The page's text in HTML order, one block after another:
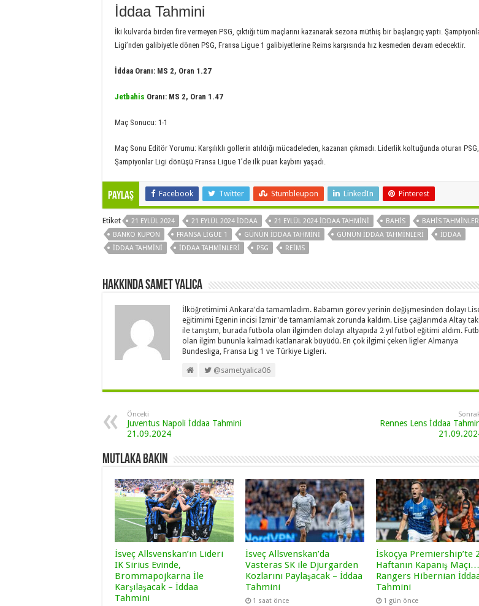
İddaa Tahmini
İki kulvarda birden fire vermeyen PSG, çıktığı tüm maçlarını kazanarak sezona müthiş bir başlangıç yaptı.
Ligi’nden galibiyetle dönen PSG, Fransa Ligue 1 galibiyetlerine Reims karşısında hız kesmeden devam edecektir.
İddaa Oranı: MS 2, Oran 1.27
Jetbahis Oranı: MS 2, Oran 1.47
Maç Sonucu: 1-1
Maç Sonu Editör Yorumu: Karşılıklı gollerin atıldığı mücadeleden, kazanan çıkmadı. Liderlik koltuğunda oturan PSG,
Şampiyonlar Ligi dönüşü Fransa Ligue 1’de ilk puan kaybını yaşadı.
Paylaş Facebook Twitter Stumbleupon LinkedIn Pinterest
Etiket 21 EYLÜL 2024 21 EYLÜL 2024 İDDAA 21 EYLÜL 2024 İDDAA TAHMINI BAHIS
BAHIS
BANKO KUPON
FRANSA LIGUE 1 GÜNÜN IDDAA TAHMINI GÜNÜN IDDAA TAHMINLERI
IDDAA
IDDAA TAHMINI
IDDAA TAHMINLERI PSG REIMS
Hakkında Samet Yalica
İlköğretimimi Ankara'da tamamladım. Babamın görev yerinin değişmesinden dolayı
eğitimimi Egenin incisi İzmir'de tamamlamak zorunda kaldım. Lise çağlarımda Altay
ile tanıştım, burada futbola olan ilgimden dolayı altyapıda 2 yıl futbol eğitimi aldım.
olan ilgim bununla kalmadı katlanarak büyüdü. En çok ilgimi çeken ligler Almanya
Bundesliga, Fransa Lig 1 ve Türkiye Ligleri.
@sametyalica06
Önceki
Juventus Napoli İddaa Tahmini
21.09.2024
Rennes Lens İddaa
Mutlaka Bakın
İsveç Allsvenskan’ın Lideri
IK Sirius Evinde,
Brommapojkarna İle
Karşılaşacak – İddaa
Tahmini
İsveç Allsvenskan’da
Vasteras SK ile Djurgarden
Kozlarını Paylaşacak – İddaa
Tahmini
1 saat önce
İskoçya Premiership’te
Haftanın Kapanış Maçı…
Rangers Hibernian
Tahmini
1 gün önce